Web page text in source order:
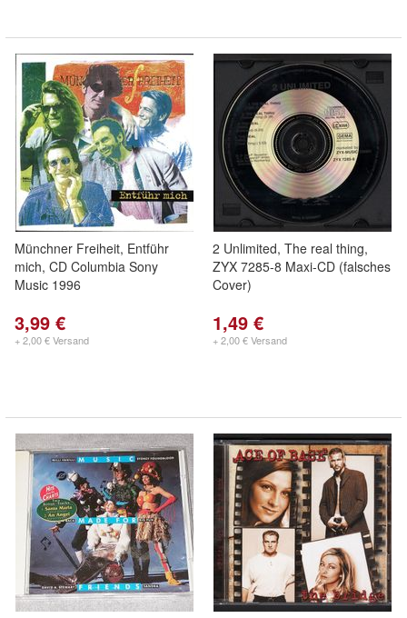
Münchner Freiheit, Entführ
mich, CD Columbia Sony
Music 1996
3,99 €
+ 2,00 € Versand
2 Unlimited, The real thing,
ZYX 7285-8 Maxi-CD (falsches
Cover)
1,49 €
+ 2,00 € Versand